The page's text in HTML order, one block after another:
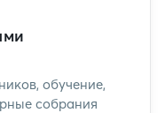
обучение,
собрания